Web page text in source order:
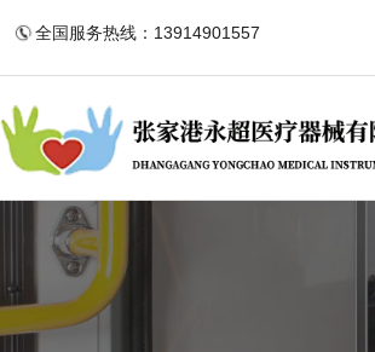
全国服务热线：13914901557